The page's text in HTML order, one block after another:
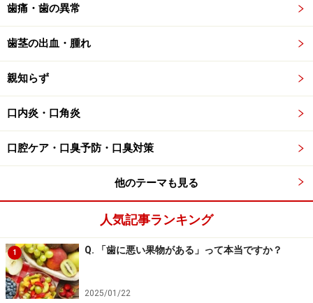
金属アレルギーは口の中の異常だけに限らず、全身の異
常をきたす可能性があります。手が赤くただれたり、全
身にぶつぶつができたりすることもあるのです。銀歯を
ら体に異常が出てくることも多く、原因不明の皮膚病だ
と思われることがあります。
とくに銀歯に含まれているパラジウムという物質はアレ
ルギーを引き起こしやすく、パラジウムに対してアレル
ギー反応を持つ方は100名中20～30名ほどいるといわれ
ています。
銀歯のリスク2：被せた歯がまた虫歯になる
銀歯と歯は歯科用のセメントでくっついていますが、正
歯痛・歯の異常
歯茎の出血・腫れ
親知らず
口内炎・口角炎
口腔ケア・口臭予防・口臭対策
他のテーマも見る
人気記事ランキング
1 Q. 「歯に悪い果物がある」って本当ですか？
2025/01/22